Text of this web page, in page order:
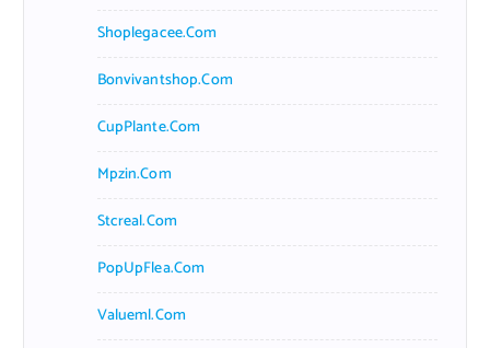
Shoplegacee.com
Bonvivantshop.com
CupPlante.com
Mpzin.com
Stcreal.com
PopUpFlea.com
Valueml.com